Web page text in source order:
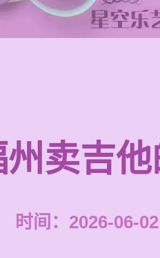
州卖吉
时间：2026-06-